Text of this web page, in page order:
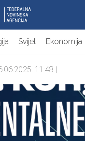
Svijet Ekonomija
11:48 |